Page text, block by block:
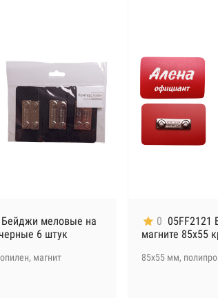
Бейджи меловые на
6 штук
магнит
0
магните 85х55
85х55 мм,